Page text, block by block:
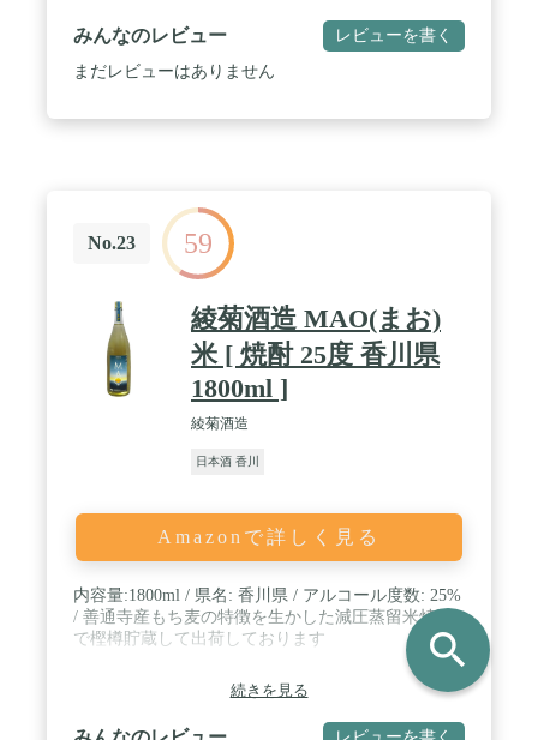
みんなのレビュー レビューを書く
まだレビューはありません
No.23 59
綾菊酒造 MAO(まお)
米 [ 焼酎 25度 香川県
1800ml ]
綾菊酒造
日本酒 香川
Amazonで詳しく見る
内容量:1800ml / 県名: 香川県 / アルコール度数: 25%
/ 善通寺産もち麦の特徴を生かした減圧蒸留米焼酎
で樫樽貯蔵して出荷しております
続きを見る
search